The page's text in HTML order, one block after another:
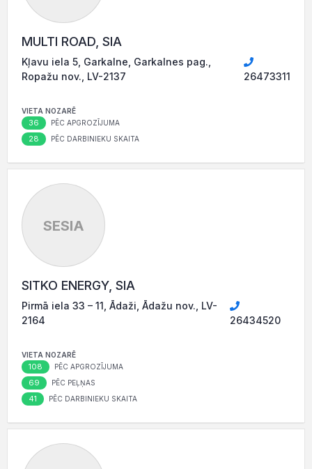
MULTI ROAD, SIA
Kļavu iela 5, Garkalne, Garkalnes pag.,
Ropažu nov., LV-2137
26473311
VIETA NOZARĒ
36 PĒC APGROZĪJUMA
28 PĒC DARBINIEKU SKAITA
SESIA
SITKO ENERGY, SIA
Pirmā iela 33 – 11, Ādaži, Ādažu nov., LV-
2164
26434520
VIETA NOZARĒ
108 PĒC APGROZĪJUMA
69 PĒC PEĻŅAS
41 PĒC DARBINIEKU SKAITA